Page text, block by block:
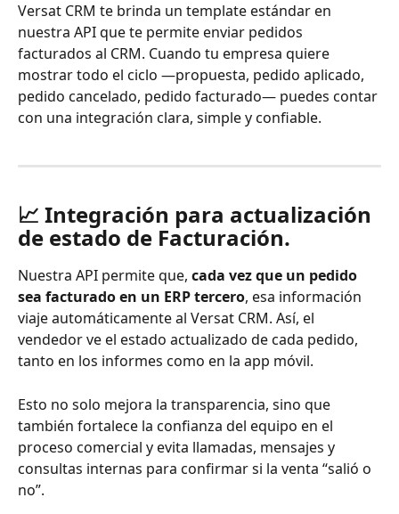
Versat CRM te brinda un template estándar en
nuestra API que te permite enviar pedidos
facturados al CRM. Cuando tu empresa quiere
mostrar todo el ciclo —propuesta, pedido aplicado,
pedido cancelado, pedido facturado— puedes contar
con una integración clara, simple y confiable.
📈 Integración para actualización
de estado de Facturación.
Nuestra API permite que, cada vez que un pedido
sea facturado en un ERP tercero, esa información
viaje automáticamente al Versat CRM. Así, el
vendedor ve el estado actualizado de cada pedido,
tanto en los informes como en la app móvil.
Esto no solo mejora la transparencia, sino que
también fortalece la confianza del equipo en el
proceso comercial y evita llamadas, mensajes y
consultas internas para confirmar si la venta “salió o
no”.